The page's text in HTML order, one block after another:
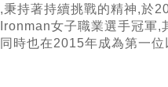
持著持續挑戰的精神,於
女子職業選手冠軍,
時也在2015年成為第一